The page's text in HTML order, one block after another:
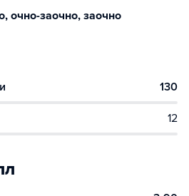
очно-заочно, заочно
130
12